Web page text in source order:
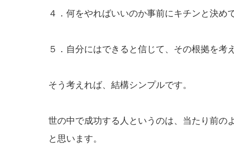
４．何をやればいいのか事前にキチンと決め
５．自分にはできると信じて、その根拠を考
そう考えれば、結構シンプルです。
世の中で成功する人というのは、当たり前の
と思います。